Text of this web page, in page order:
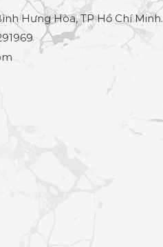
Hưng Hòa, TP Hồ Chí Minh.